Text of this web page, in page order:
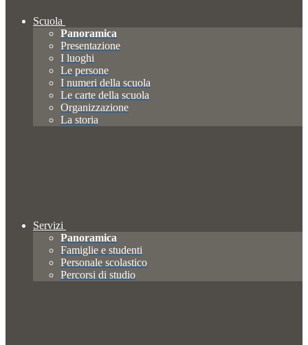
Scuola
Panoramica
Presentazione
I luoghi
Le persone
I numeri della scuola
Le carte della scuola
Organizzazione
La storia
Servizi
Panoramica
Famiglie e studenti
Personale scolastico
Percorsi di studio